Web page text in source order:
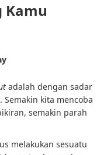
Kamu
adalah dengan sadar
kita mencoba
semakin parah
melakukan sesuatu